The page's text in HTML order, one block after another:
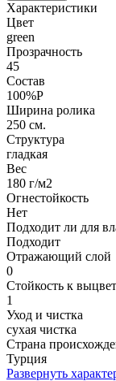
Характеристики
Цвет
green
Прозрачность
45
Состав
100%P
Ширина ролика
250 см.
Структура
гладкая
Вес
180 г/м2
Огнестойкость
Нет
Подходит ли для
Подходит
Отражающий слой
0
Стойкость к
1
Уход и чистка
сухая чистка
Страна
Турция
Развернуть